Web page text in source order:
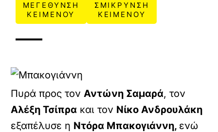
ΜΕΓΕΘΥΝΣΗ
ΚΕΙΜΕΝΟΥ
ΣΜΙΚΡΥΝΣΗ
ΚΕΙΜΕΝΟΥ
Πυρά προς τονΑντώνη Σαμαρά, τον
Αλέξη Τσίπρα και τον Νίκο Ανδρουλάκη
εξαπέλυσε η Ντόρα Μπακογιάννη, ενώ